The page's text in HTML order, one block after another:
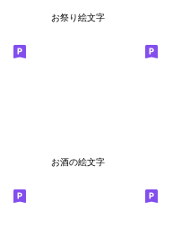
お祭り絵文字
お酒の絵文字